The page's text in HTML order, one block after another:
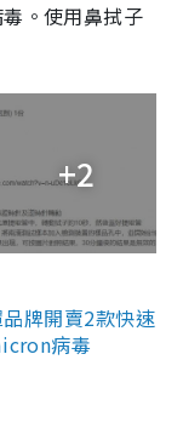
。使用鼻拭子
+2
牌開賣2款快速
病毒